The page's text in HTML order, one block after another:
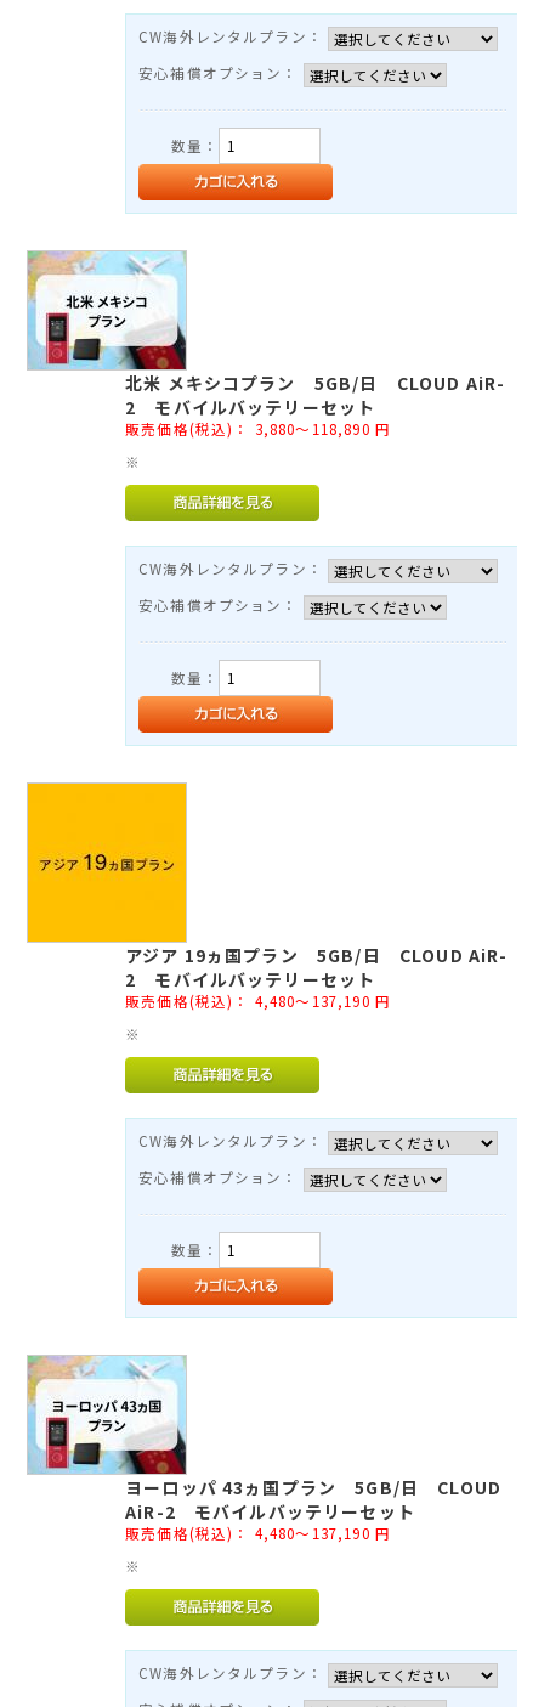
CW海外レンタルプラン：
安心補償オプション：
数量：
北米 メキシコプラン 5GB/日 CLOUD AiR-
2 モバイルバッテリーセット
販売価格(税込)： 3,880～118,890 円
※
CW海外レンタルプラン：
安心補償オプション：
数量：
アジア 19ヵ国プラン 5GB/日 CLOUD AiR-
2 モバイルバッテリーセット
販売価格(税込)： 4,480～137,190 円
※
CW海外レンタルプラン：
安心補償オプション：
数量：
ヨーロッパ 43ヵ国プラン 5GB/日 CLOUD
AiR-2 モバイルバッテリーセット
販売価格(税込)： 4,480～137,190 円
※
CW海外レンタルプラン：